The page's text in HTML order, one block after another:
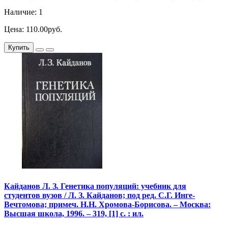
Наличие: 1
Цена: 110.00руб.
Купить
Кайданов Л. З. Генетика популяций: учебник для
студентов вузов / Л. З. Кайданов; под ред. С.Г. Инге-
Вечтомова; примеч. Н.Н. Хромова-Борисова. – Москва:
Высшая школа, 1996. – 319, [1] с. : ил.